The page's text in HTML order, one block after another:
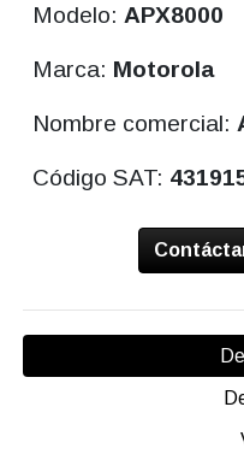
Modelo: APX8000
Marca: Motorola
Nombre comercial:
Código SAT: